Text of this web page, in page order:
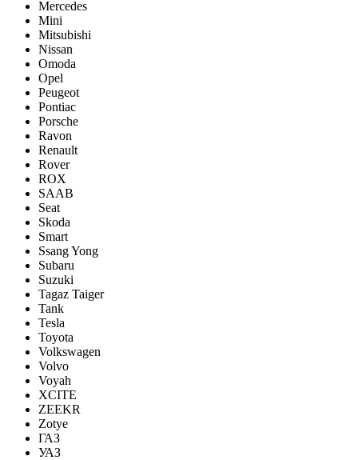
Mercedes
Mini
Mitsubishi
Nissan
Omoda
Opel
Peugeot
Pontiac
Porsсhe
Ravon
Renault
Rover
ROX
SAAB
Seat
Skoda
Smart
Ssang Yong
Subaru
Suzuki
Tagaz Taiger
Tank
Tesla
Toyota
Volkswagen
Volvo
Voyah
XCITE
ZEEKR
Zotye
ГАЗ
УАЗ